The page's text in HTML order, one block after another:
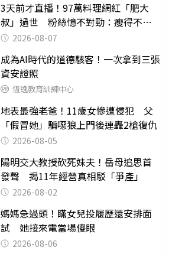
3天前才直播！97萬料理網紅「肥大
叔」過世 粉絲憶不對勁：瘦得不合
理 2026-08-07
成為AI時代的道德駭客！一次拿到三張
資安證照
恆逸教育訓練中心
地表最強老爸！11歲女慘遭侵犯 父
「假冒她」騙噁狼上門後連轟2槍復仇
2026-08-05
陽明交大教授砍死妹夫！岳母追思首
發聲 揭11年經營真相駁「爭產」
2026-08-02
媽媽急過頭！瞞女兒投履歷還安排面
試 她接來電當場傻眼
2026-08-06